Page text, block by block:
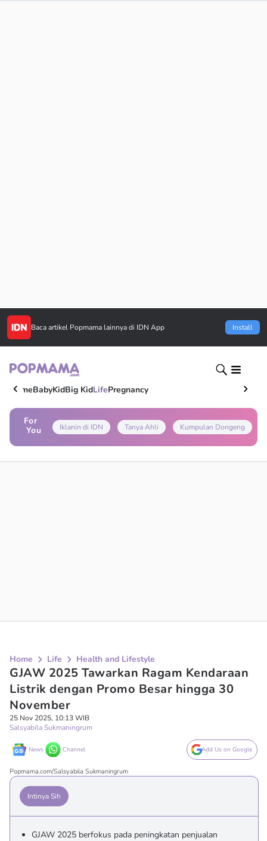
Baca artikel Popmama lainnya di IDN App Install
HomeBabyKidBig KidLifePregnancy
For
You
Iklanin di IDN Tanya Ahli Kumpulan Dongeng
Home Life Health and Lifestyle
GJAW 2025 Tawarkan Ragam Kendaraan
Listrik dengan Promo Besar hingga 30
November
25 Nov 2025, 10:13 WIB
Salsyabila Sukmaningrum
News Channel Add Us on Google
Popmama.com/Salsyabila Sukmaningrum
Intinya Sih
GJAW 2025 berfokus pada peningkatan penjualan